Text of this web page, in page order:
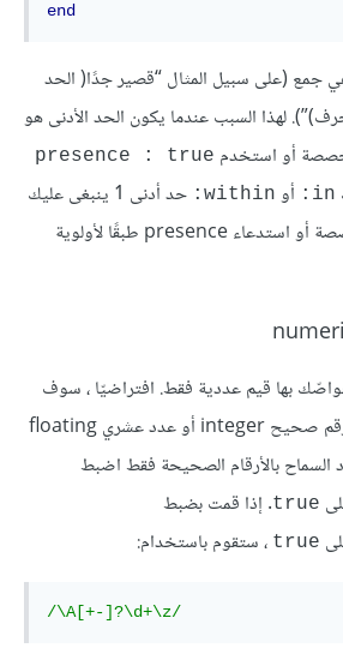
end
جمع (على سبيل المثال “قصير جدًا( الحد
لهذا السبب عندما يكون الحد الأدنى هو
presence : true
in: أو within:
حد أدنى 1 ينبغى عليك
إما توفير رسالة خطأ مخصصة أو استدعاء presence طبقًا لأولوية
بها قيم عددية فقط. افتراضيّا ، سوف
يقوم بالتحقق من وجود رقم صحيح integer أو عدد عشري floating
true. إذا قمت بضبط
true ، ستقوم باستخدام:
/\A[+-]?\d+\z/